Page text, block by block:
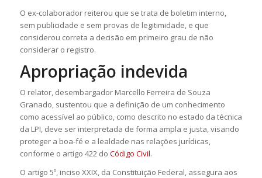
O ex-colaborador reiterou que se trata de boletim interno,
sem publicidade e sem provas de legitimidade, e que
considerou correta a decisão em primeiro grau de não
considerar o registro.
Apropriação indevida
O relator, desembargador Marcello Ferreira de Souza
Granado, sustentou que a definição de um conhecimento
como acessível ao público, como descrito no estado da técnica
da LPI, deve ser interpretada de forma ampla e justa, visando
proteger a boa-fé e a lealdade nas relações jurídicas,
conforme o artigo 422 do Código Civil.
O artigo 5º, inciso XXIX, da Constituição Federal, assegura aos